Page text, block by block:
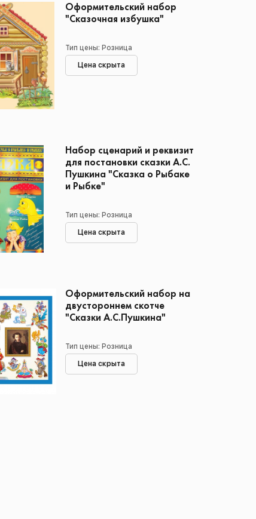
Оформительский набор
"Сказочная избушка"
Тип цены: Розница
Цена скрыта
Набор сценарий и реквизит
для постановки сказки А.С.
Пушкина "Сказка о Рыбаке
и Рыбке"
Тип цены: Розница
Цена скрыта
Оформительский набор на
двустороннем скотче
"Сказки А.С.Пушкина"
Тип цены: Розница
Цена скрыта